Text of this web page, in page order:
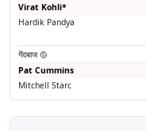
Virat Kohli*
Hardik Pandya
गेंदबाज 🥎
Pat Cummins
Mitchell Starc